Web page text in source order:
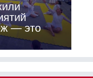
— это